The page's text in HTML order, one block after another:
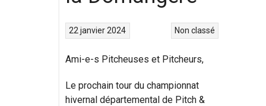
Non classé
22 janvier 2024
Ami-e-s Pitcheuses et Pitcheurs,
Le prochain tour du championnat
hivernal départemental de Pitch &